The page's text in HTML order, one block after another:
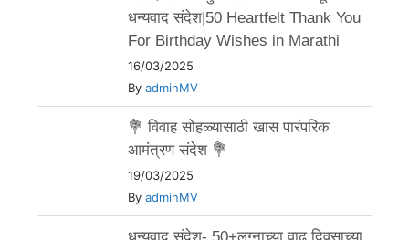
धन्यवाद संदेश|50 Heartfelt Thank You
For Birthday Wishes in Marathi
16/03/2025
By adminMV
💐 विवाह सोहळ्यासाठी खास पारंपरिक
आमंत्रण संदेश 💐
19/03/2025
By adminMV
धन्यवाद संदेश- 50+लग्नाच्या वाढ दिवसाच्या